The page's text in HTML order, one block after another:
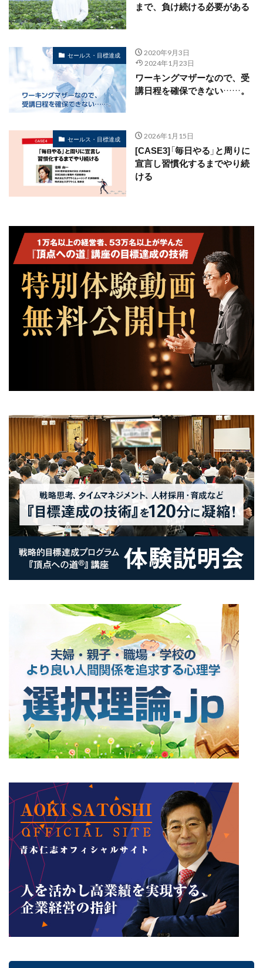
まで、負け続ける必要がある
セールス・目標達成
2020年9月3日
2024年1月23日
ワーキングマザーなので、受
講日程を確保できない……。
セールス・目標達成 2026年1月15日
[CASE3]「毎日やる」と周りに
宣言し習慣化するまでやり続
ける